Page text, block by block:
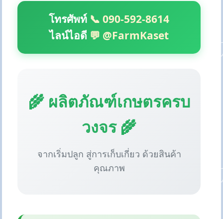
โทรศัพท์ 📞 090-592-8614
ไลน์ไอดี 💬 @FarmKaset
🌾 ผลิตภัณฑ์เกษตรครบ
วงจร 🌾
จากเริ่มปลูก สู่การเก็บเกี่ยว ด้วยสินค้า
คุณภาพ